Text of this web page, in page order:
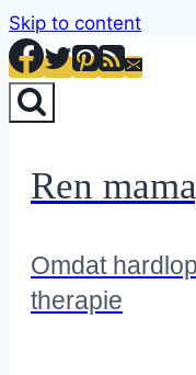
Skip to content
Ren
Omdat
therapie